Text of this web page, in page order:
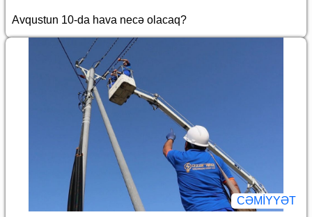
Avqustun 10-da hava necə olacaq?
CƏMİYYƏT